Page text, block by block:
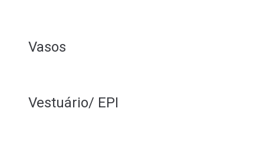
Vasos
Vestuário/ EPI